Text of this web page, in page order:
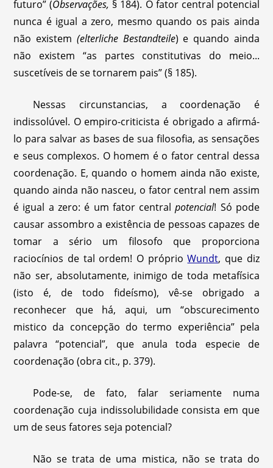
futuro” (Observações, § 184). O fator central potencial
nunca é igual a zero, mesmo quando os pais ainda
não existem (elterliche Bestandteile) e quando ainda
não existem “as partes constitutivas do meio...
suscetíveis de se tornarem pais” (§ 185).
Nessas circunstancias, a coordenação é
indissolúvel. O empiro-criticista é obrigado a afirmá-
lo para salvar as bases de sua filosofia, as sensações
e seus complexos. O homem é o fator central dessa
coordenação. E, quando o homem ainda não existe,
quando ainda não nasceu, o fator central nem assim
é igual a zero: é um fator centralpotencial! Só pode
causar assombro a existência de pessoas capazes de
tomar a sério um filosofo que proporciona
raciocínios de tal ordem! O próprioWundt, que diz
não ser, absolutamente, inimigo de toda metafísica
(isto é, de todo fideísmo), vê-se obrigado a
reconhecer que há, aqui, um “obscurecimento
mistico da concepção do termo experiência” pela
palavra “potencial”, que anula toda especie de
coordenação (obra cit., p. 379).
Pode-se, de fato, falar seriamente numa
coordenação cuja indissolubilidade consista em que
um de seus fatores seja potencial?
Não se trata de uma mistica, não se trata do